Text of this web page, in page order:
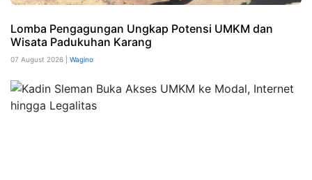
Lomba Pengagungan Ungkap Potensi UMKM dan
Wisata Padukuhan Karang
07 August 2026 | Wagino